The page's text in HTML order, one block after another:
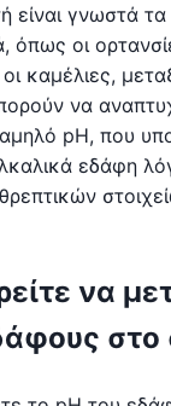
είναι γνωστά
όπως οι
οι καμέλιες,
να
pH, που
εδάφη
να
στο